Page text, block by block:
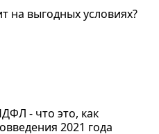
на выгодных условиях?
- что это, как
2021 года